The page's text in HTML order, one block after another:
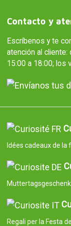
Contacto y
Escríbenos y te
atención al
15:00 a 18:00; los
Idées cadeaux de la
Regali per la Festa